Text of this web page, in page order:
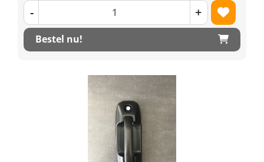
- +
Bestel nu!